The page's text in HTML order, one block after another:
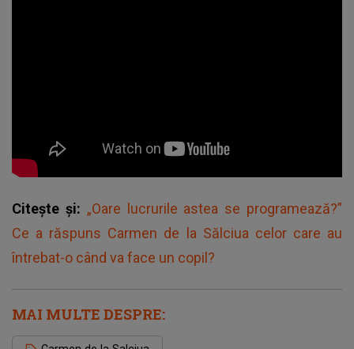
Citește și: „Oare lucrurile astea se programează?”
Ce a răspuns Carmen de la Sălciua celor care au
întrebat-o când va face un copil?
MAI MULTE DESPRE: